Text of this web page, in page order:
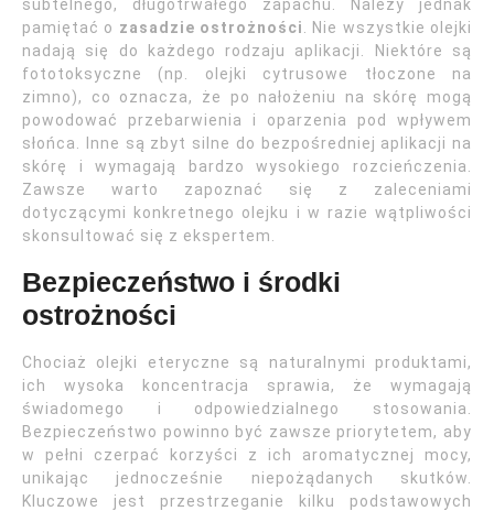
subtelnego, długotrwałego zapachu. Należy jednak
pamiętać o zasadzie ostrożności
. Nie wszystkie olejki
nadają się do każdego rodzaju aplikacji. Niektóre są
fototoksyczne (np. olejki cytrusowe tłoczone na
zimno), co oznacza, że po nałożeniu na skórę mogą
powodować przebarwienia i oparzenia pod wpływem
słońca. Inne są zbyt silne do bezpośredniej aplikacji na
skórę i wymagają bardzo wysokiego rozcieńczenia.
Zawsze warto zapoznać się z zaleceniami
dotyczącymi konkretnego olejku i w razie wątpliwości
skonsultować się z ekspertem.
Bezpieczeństwo i środki
ostrożności
Chociaż olejki eteryczne są naturalnymi produktami,
ich wysoka koncentracja sprawia, że wymagają
świadomego i odpowiedzialnego stosowania.
Bezpieczeństwo powinno być zawsze priorytetem, aby
w pełni czerpać korzyści z ich aromatycznej mocy,
unikając jednocześnie niepożądanych skutków.
Kluczowe jest przestrzeganie kilku podstawowych